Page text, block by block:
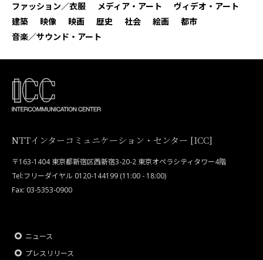
ファッション／衣服
メディア・アート
ヴィデオ・アート
建築
映像 映画 歴史 社会 絵画
都市
音楽／サウンド・アート
NTTインターコミュニケーション・センター [ICC]
〒163-1404 東京都新宿区西新宿3-20-2 東京オペラシティタワー4階
Tel:フリーダイヤル 0120-144199 (11:00 - 18:00)
Fax: 03-5353-0900
ニュース
プレスリリース